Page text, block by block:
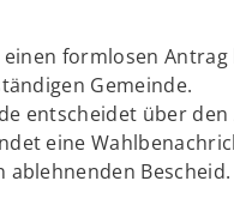
einen formlosen Antrag
Gemeinde.
entscheidet über den
eine
ablehnenden Bescheid.